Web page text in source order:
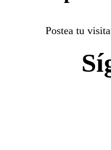
Postea tu